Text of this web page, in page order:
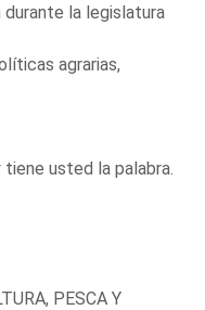
la legislatura
agrarias,
usted la palabra.
PESCA Y